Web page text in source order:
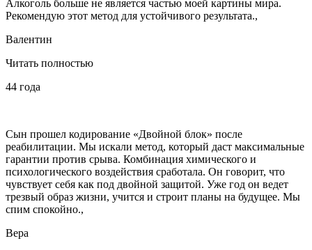
Алкоголь больше не является частью моей картины мира.
Рекомендую этот метод для устойчивого результата.,
Валентин
Читать полностью
44 года
Сын прошел кодирование «Двойной блок» после
реабилитации. Мы искали метод, который даст максимальные
гарантии против срыва. Комбинация химического и
психологического воздействия сработала. Он говорит, что
чувствует себя как под двойной защитой. Уже год он ведет
трезвый образ жизни, учится и строит планы на будущее. Мы
спим спокойно.,
Вера